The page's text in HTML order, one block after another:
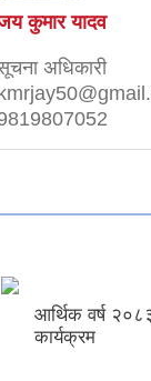
कुमार यादव
अधिकारी
आर्थिक वर्ष
कार्यक्रम